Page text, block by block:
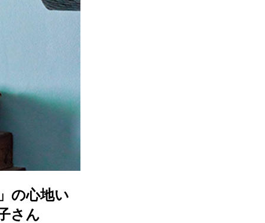
の心地い
さん